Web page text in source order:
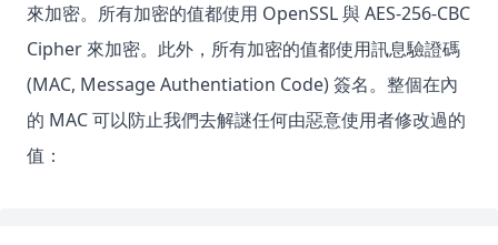
來加密。所有加密的值都使用 OpenSSL 與 AES-256-CBC
Cipher 來加密。此外，所有加密的值都使用訊息驗證碼
(MAC, Message Authentiation Code) 簽名。整個在內
的 MAC 可以防止我們去解謎任何由惡意使用者修改過的
值：